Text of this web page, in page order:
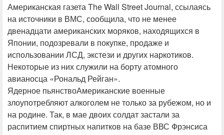
Американская газета The Wall Street Journal, ссылаясь
на источники в ВМС, сообщила, что не менее
двенадцати американских моряков, находящихся в
Японии, подозревали в покупке, продаже и
использовании ЛСД, экстези и других наркотиков.
Некоторые из них служили на борту атомного
авианосца «Рональд Рейган».
Ядерное пьянствоАмериканские военные
злоупотребляют алкоголем не только за рубежом, но и
на родине. Так, в мае двоих солдат застали за
распитием спиртных напитков на базе ВВС Фрэнсиса